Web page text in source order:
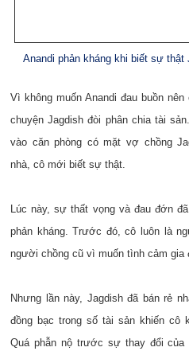
Anandi phản kháng khi biết sự
Vì không muốn Anandi đau buồn
chuyện Jagdish đòi phân chia tài
vào căn phòng có mặt vợ chồng
nhà, cô mới biết sự thật.
Lúc này, sự thất vọng và đau đớn
phản kháng. Trước đó, cô luôn là
người chồng cũ vì muốn tình cảm gia
Nhưng lần này, Jagdish đã bán rẻ
đồng bạc trong số tài sản khiến cô
Quá phẫn nộ trước sự thay đổi của